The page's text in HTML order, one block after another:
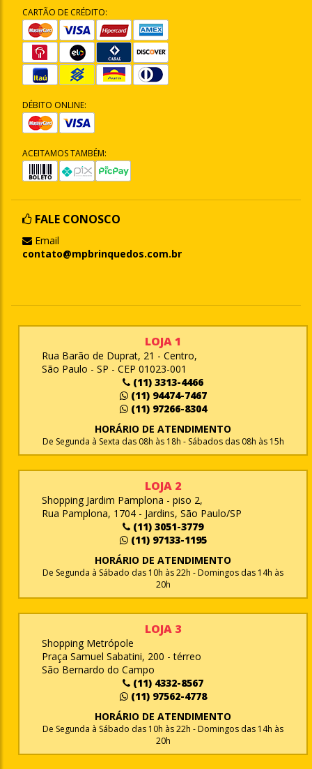
CARTÃO DE CRÉDITO:
DÉBITO ONLINE:
ACEITAMOS TAMBÉM:
FALE CONOSCO
Email
contato@mpbrinquedos.com.br
LOJA 1
Rua Barão de Duprat, 21 - Centro,
São Paulo - SP - CEP 01023-001
(11) 3313-4466
(11) 94474-7467
(11) 97266-8304
HORÁRIO DE ATENDIMENTO
De Segunda à Sexta das 08h às 18h - Sábados das 08h às 15h
LOJA 2
Shopping Jardim Pamplona - piso 2,
Rua Pamplona, 1704 - Jardins, São Paulo/SP
(11) 3051-3779
(11) 97133-1195
HORÁRIO DE ATENDIMENTO
De Segunda à Sábado das 10h às 22h - Domingos das 14h às
20h
LOJA 3
Shopping Metrópole
Praça Samuel Sabatini, 200 - térreo
São Bernardo do Campo
(11) 4332-8567
(11) 97562-4778
HORÁRIO DE ATENDIMENTO
De Segunda à Sábado das 10h às 22h - Domingos das 14h às
20h